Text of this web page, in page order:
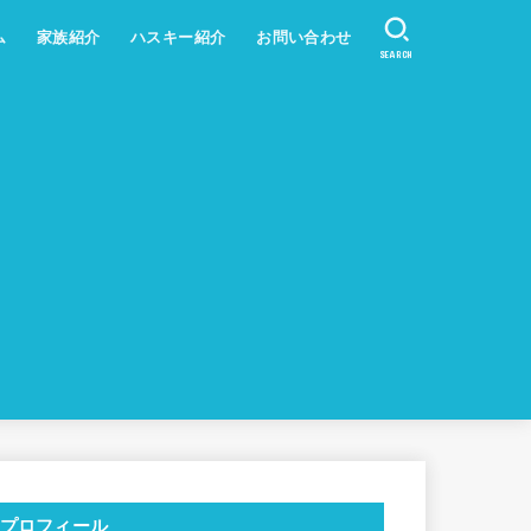
家族紹介 ハスキー紹介 お問い合わせ
SEARCH
プロフィール